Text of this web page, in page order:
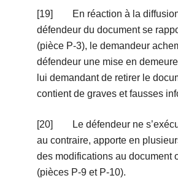
[19] En réaction à la
défendeur du document se
(pièce P-3), le demandeur
défendeur une mise en
lui demandant de retirer le
contient de graves et fausses
[20] Le défendeur ne
au contraire, apporte en
des modifications au document
(pièces P-9 et P-10).